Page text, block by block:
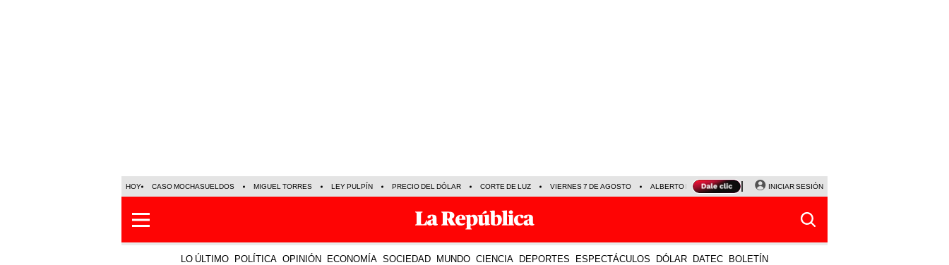
HOY CASO MOCHASUELDOS MIGUEL TORRES LEY PULPÍN PRECIO DEL DÓLAR CORTE DE LUZ VIERNES 7 DE AGOSTO ALBERTO BENAVIDES NALDY SALDAÑA
INICIAR SESIÓN
LO ÚLTIMO POLÍTICA OPINIÓN ECONOMÍA SOCIEDAD MUNDO CIENCIA DEPORTES ESPECTÁCULOS DÓLAR DATEC BOLETÍN